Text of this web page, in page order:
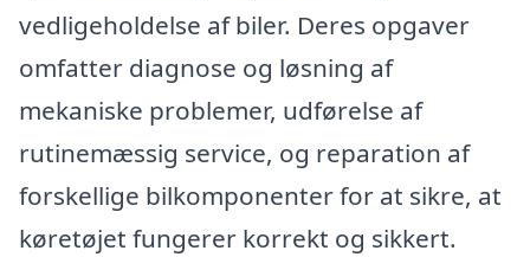
vedligeholdelse af biler. Deres opgaver
omfatter diagnose og løsning af
mekaniske problemer, udførelse af
rutinemæssig service, og reparation af
forskellige bilkomponenter for at sikre, at
køretøjet fungerer korrekt og sikkert.